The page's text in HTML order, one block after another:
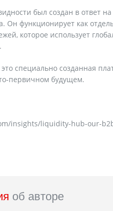
был создан в ответ
Он функционирует как
которое использует
специально созданная
первичном будущем.
insights/liquidity-hub-our-
об авторе